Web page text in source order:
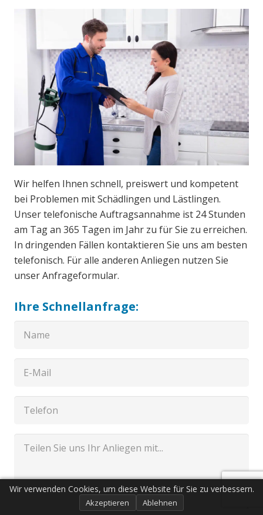
Wir helfen Ihnen schnell, preiswert und kompetent
bei Problemen mit Schädlingen und Lästlingen.
Unser telefonische Auftragsannahme ist 24 Stunden
am Tag an 365 Tagen im Jahr zu für Sie zu erreichen.
In dringenden Fällen kontaktieren Sie uns am besten
telefonisch. Für alle anderen Anliegen nutzen Sie
unser Anfrageformular.
Ihre Schnellanfrage:
Wir verwenden Cookies, um diese Website für Sie zu verbessern.
Akzeptieren Ablehnen